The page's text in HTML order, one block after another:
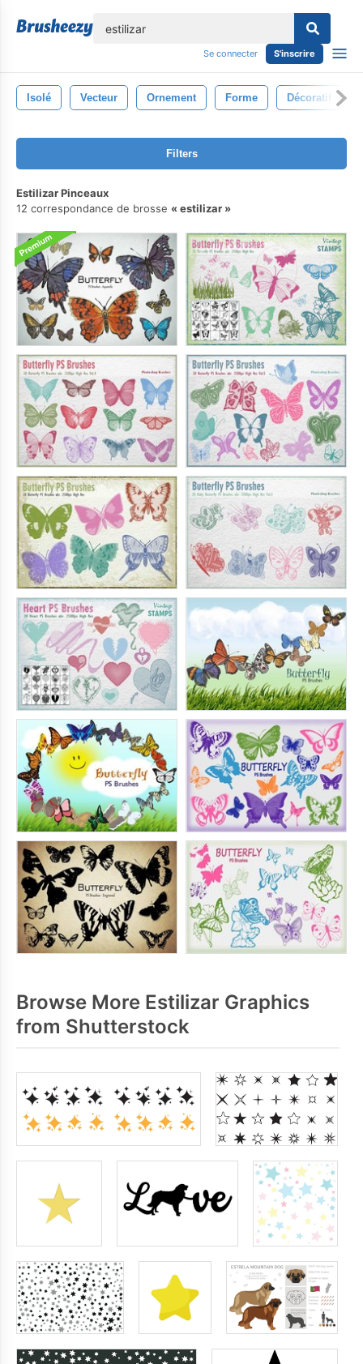
Se connecter S'inscrire
Isolé Vecteur Ornement Forme Décoratif
Filters
Estilizar Pinceaux
12 correspondance de brosse
estilizar
Browse More Estilizar Graphics
from Shutterstock